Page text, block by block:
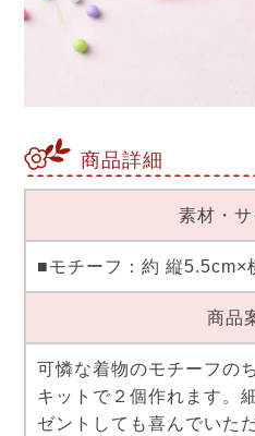
商品詳細
素材・
■モチーフ：約 縦5.5cm×
商品
可憐な着物のモチーフの
キットで２個作れます。
ゼントしても喜んでいた